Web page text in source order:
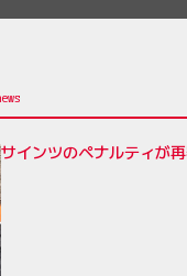
サインツのペナルティが